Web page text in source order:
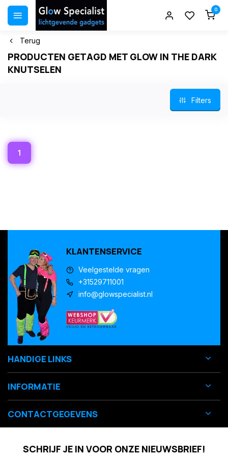
0
Terug
PRODUCTEN GETAGD MET GLOW IN THE DARK
KNUTSELEN
Filters
1
KLANTENSERVICE
Veelgestelde vragen
+31529711001
info@glowspecialist.nl
HANDIGE LINKS
INFORMATIE
CONTACTGEGEVENS
SCHRIJF JE IN VOOR ONZE NIEUWSBRIEF!